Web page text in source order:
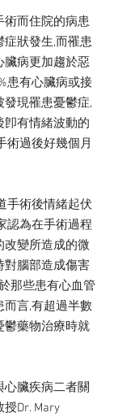
術而住院的病患
狀發生,而罹患
臟病更加趨於惡
患有心臟病或接
現罹患憂鬱症,
卽有情緒波動的
術過後好幾個月
手術後情緒起伏
認為在手術過程
改變所造成的微
對腦部造成傷害
那些患有心血管
言,有超過半數
鬱藥物治療時就
臟疾病二者關
Dr. Mary